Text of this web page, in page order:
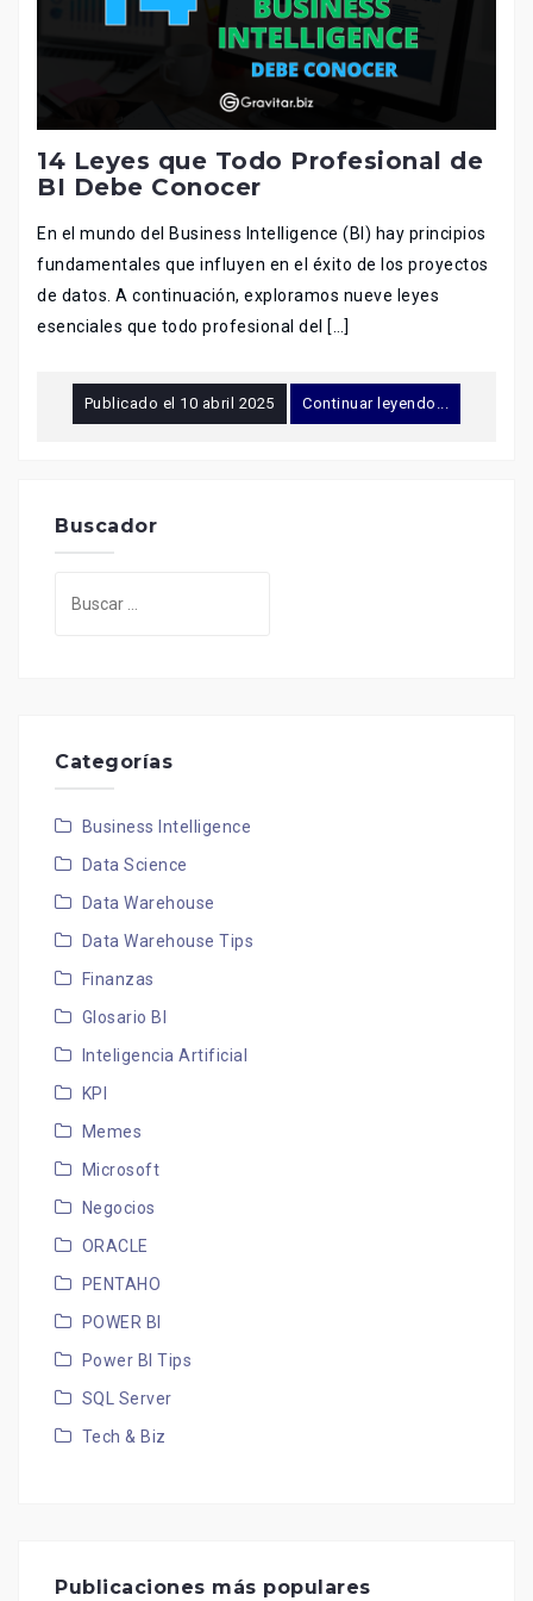
14 Leyes que Todo Profesional de
BI Debe Conocer
En el mundo del Business Intelligence (BI) hay principios
fundamentales que influyen en el éxito de los proyectos
de datos. A continuación, exploramos nueve leyes
esenciales que todo profesional del […]
Publicado el 10 abril 2025 Continuar leyendo...
Buscador
Categorías
Business Intelligence
Data Science
Data Warehouse
Data Warehouse Tips
Finanzas
Glosario BI
Inteligencia Artificial
KPI
Memes
Microsoft
Negocios
ORACLE
PENTAHO
POWER BI
Power BI Tips
SQL Server
Tech & Biz
Publicaciones más populares